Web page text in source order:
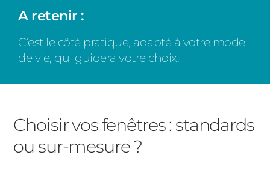
A retenir :
C’est le côté pratique, adapté à votre mode
de vie, qui guidera votre choix.
Choisir vos fenêtres : standards
ou sur-mesure ?